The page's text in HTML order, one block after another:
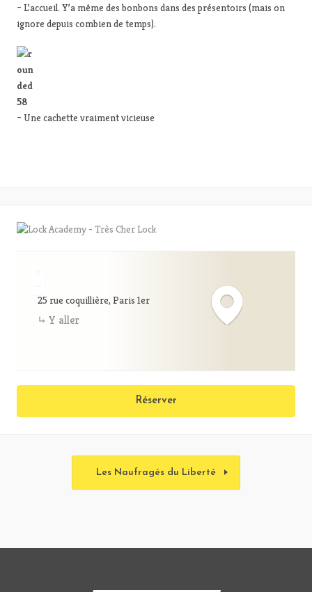
– L’accueil. Y’a même des bonbons dans des présentoirs (mais on
ignore depuis combien de temps).
– Une cachette vraiment vicieuse
25 rue coquillière, Paris 1er
Y aller
Réserver
Les Naufragés du Liberté